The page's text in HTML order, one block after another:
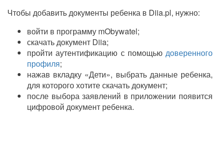
Чтобы добавить документы ребенка в Diia.pl, нужно:
войти в программу mObywatel;
скачать документ Diia;
пройти аутентификацию с помощью доверенного
профиля;
нажав вкладку «Дети», выбрать данные ребенка,
для которого хотите скачать документ;
после выбора заявлений в приложении появится
цифровой документ ребенка.